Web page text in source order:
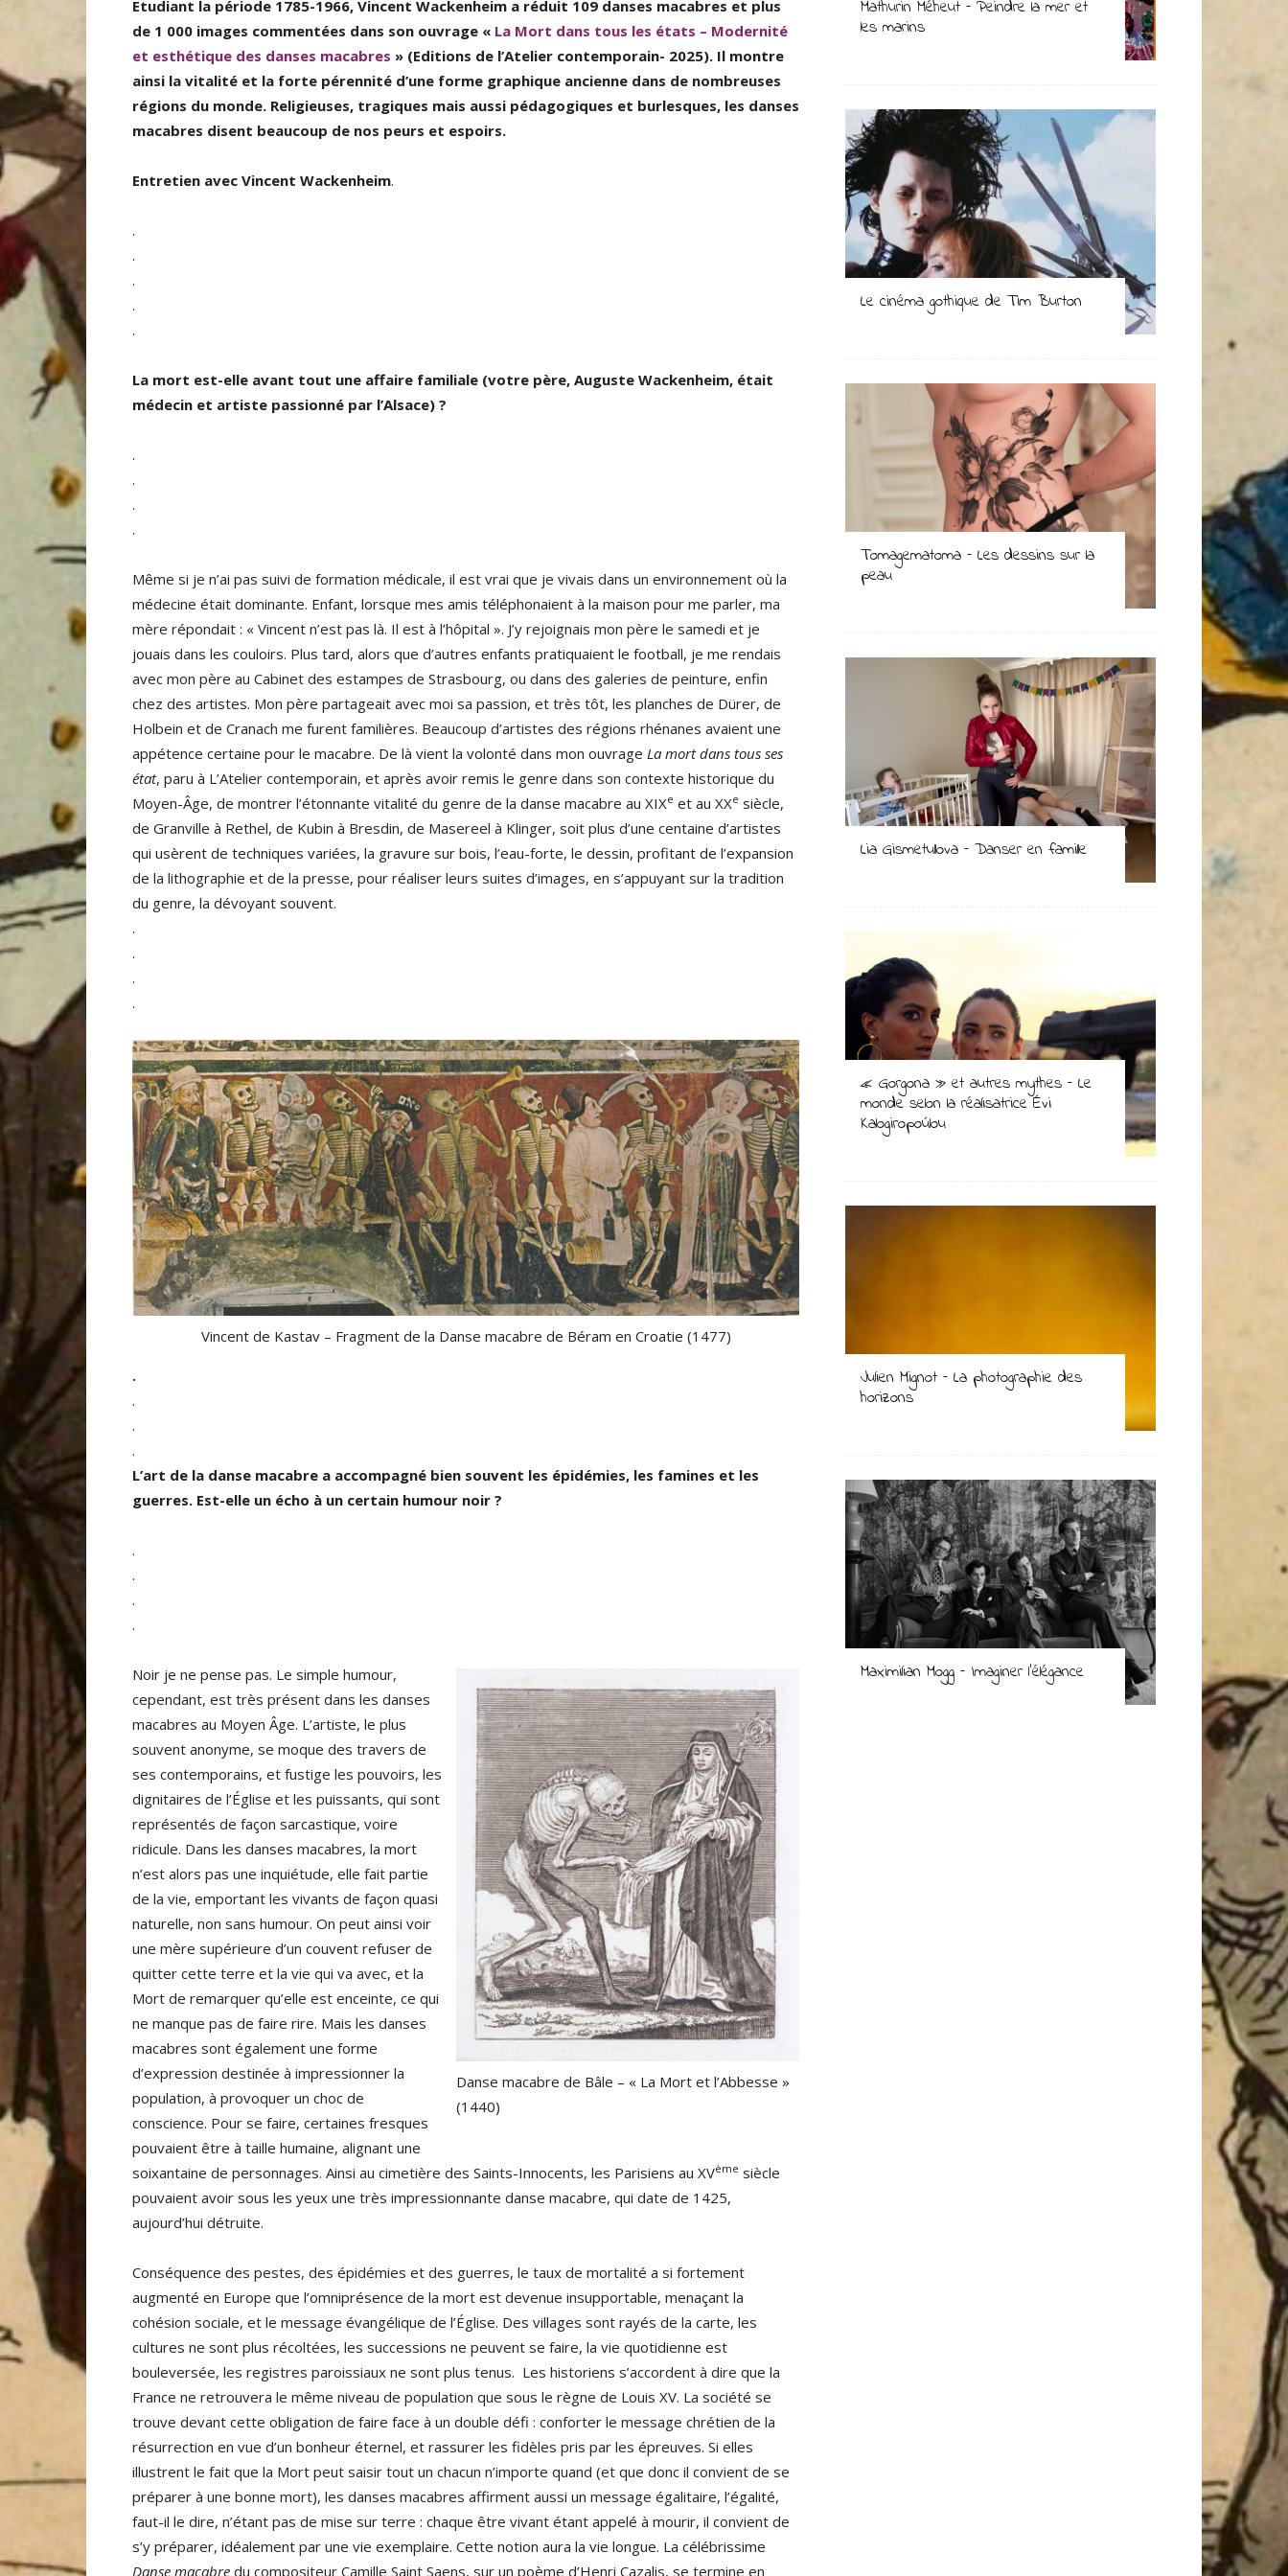
Etudiant la période 1785-1966, Vincent Wackenheim a réduit 109 danses macabres et plus
de 1 000 images commentées dans son ouvrage « La Mort dans tous les états – Modernité
et esthétique des danses macabres » (Editions de l’Atelier contemporain- 2025). Il montre
ainsi la vitalité et la forte pérennité d’une forme graphique ancienne dans de nombreuses
régions du monde. Religieuses, tragiques mais aussi pédagogiques et burlesques, les danses
macabres disent beaucoup de nos peurs et espoirs.
Entretien avec Vincent Wackenheim.
.
.
.
.
.
La mort est-elle avant tout une affaire familiale (votre père, Auguste Wackenheim, était
médecin et artiste passionné par l’Alsace) ?
.
.
.
.
Même si je n’ai pas suivi de formation médicale, il est vrai que je vivais dans un environnement où la
médecine était dominante. Enfant, lorsque mes amis téléphonaient à la maison pour me parler, ma
mère répondait : « Vincent n’est pas là. Il est à l’hôpital ». J’y rejoignais mon père le samedi et je
jouais dans les couloirs. Plus tard, alors que d’autres enfants pratiquaient le football, je me rendais
avec mon père au Cabinet des estampes de Strasbourg, ou dans des galeries de peinture, enfin
chez des artistes. Mon père partageait avec moi sa passion, et très tôt, les planches de Dürer, de
Holbein et de Cranach me furent familières. Beaucoup d’artistes des régions rhénanes avaient une
appétence certaine pour le macabre. De là vient la volonté dans mon ouvrage La mort dans tous ses
état, paru à L’Atelier contemporain, et après avoir remis le genre dans son contexte historique du
Moyen-Âge, de montrer l’étonnante vitalité du genre de la danse macabre au XIXe et au XXe siècle,
de Granville à Rethel, de Kubin à Bresdin, de Masereel à Klinger, soit plus d’une centaine d’artistes
qui usèrent de techniques variées, la gravure sur bois, l’eau-forte, le dessin, profitant de l’expansion
de la lithographie et de la presse, pour réaliser leurs suites d’images, en s’appuyant sur la tradition
du genre, la dévoyant souvent.
.
.
.
.
Vincent de Kastav – Fragment de la Danse macabre de Béram en Croatie (1477)
.
.
.
.
L’art de la danse macabre a accompagné bien souvent les épidémies, les famines et les
guerres. Est-elle un écho à un certain humour noir ?
.
.
.
.
Danse macabre de Bâle – « La Mort et l’Abbesse »
(1440)
Noir je ne pense pas. Le simple humour,
cependant, est très présent dans les danses
macabres au Moyen Âge. L’artiste, le plus
souvent anonyme, se moque des travers de
ses contemporains, et fustige les pouvoirs, les
dignitaires de l’Église et les puissants, qui sont
représentés de façon sarcastique, voire
ridicule. Dans les danses macabres, la mort
n’est alors pas une inquiétude, elle fait partie
de la vie, emportant les vivants de façon quasi
naturelle, non sans humour. On peut ainsi voir
une mère supérieure d’un couvent refuser de
quitter cette terre et la vie qui va avec, et la
Mort de remarquer qu’elle est enceinte, ce qui
ne manque pas de faire rire. Mais les danses
macabres sont également une forme
d’expression destinée à impressionner la
population, à provoquer un choc de
conscience. Pour se faire, certaines fresques
pouvaient être à taille humaine, alignant une
soixantaine de personnages. Ainsi au cimetière des Saints-Innocents, les Parisiens au XVème siècle
pouvaient avoir sous les yeux une très impressionnante danse macabre, qui date de 1425,
aujourd’hui détruite.
Conséquence des pestes, des épidémies et des guerres, le taux de mortalité a si fortement
augmenté en Europe que l’omniprésence de la mort est devenue insupportable, menaçant la
cohésion sociale, et le message évangélique de l’Église. Des villages sont rayés de la carte, les
cultures ne sont plus récoltées, les successions ne peuvent se faire, la vie quotidienne est
bouleversée, les registres paroissiaux ne sont plus tenus. Les historiens s’accordent à dire que la
France ne retrouvera le même niveau de population que sous le règne de Louis XV. La société se
trouve devant cette obligation de faire face à un double défi : conforter le message chrétien de la
résurrection en vue d’un bonheur éternel, et rassurer les fidèles pris par les épreuves. Si elles
illustrent le fait que la Mort peut saisir tout un chacun n’importe quand (et que donc il convient de se
préparer à une bonne mort), les danses macabres affirment aussi un message égalitaire, l’égalité,
faut-il le dire, n’étant pas de mise sur terre : chaque être vivant étant appelé à mourir, il convient de
s’y préparer, idéalement par une vie exemplaire. Cette notion aura la vie longue. La célébrissime
Danse macabre du compositeur Camille Saint Saens, sur un poème d’Henri Cazalis, se termine en
Mathurin Méheut – Peindre la mer et
les marins
Le cinéma gothique de Tim Burton
Tomagematoma – Les dessins sur la
peau
Lia Gismetullova – Danser en famille
« Gorgona » et autres mythes – Le
monde selon la réalisatrice Évi
Kalogiropoúlou
Julien Mignot – La photographie des
horizons
Maximilian Mogg – Imaginer l’élégance